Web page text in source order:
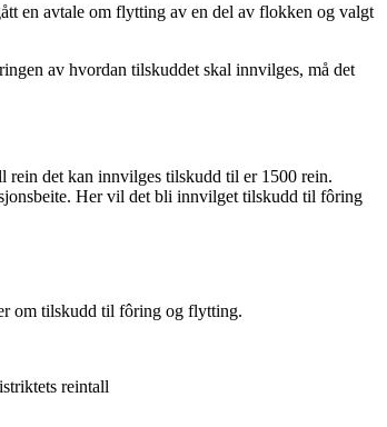
en avtale om flytting av en del av flokken og valgt
av hvordan tilskuddet skal innvilges, må det
rein det kan innvilges tilskudd til er 1500 rein.
Her vil det bli innvilget tilskudd til fôring
om tilskudd til fôring og flytting.
reintall